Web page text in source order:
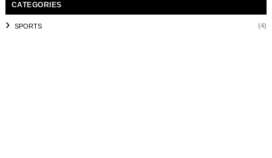
CATEGORIES
SPORTS (4)